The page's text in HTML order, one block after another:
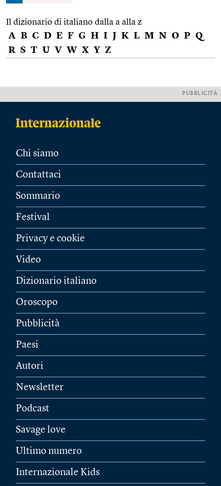
Il dizionario di italiano dalla a alla z
A B C D E F G H I J K L M N O P Q
R S T U V W X Y Z
PUBBLICITÀ
Chi siamo
Contattaci
Sommario
Festival
Privacy e cookie
Video
Dizionario italiano
Oroscopo
Pubblicità
Paesi
Autori
Newsletter
Podcast
Savage love
Ultimo numero
Internazionale Kids